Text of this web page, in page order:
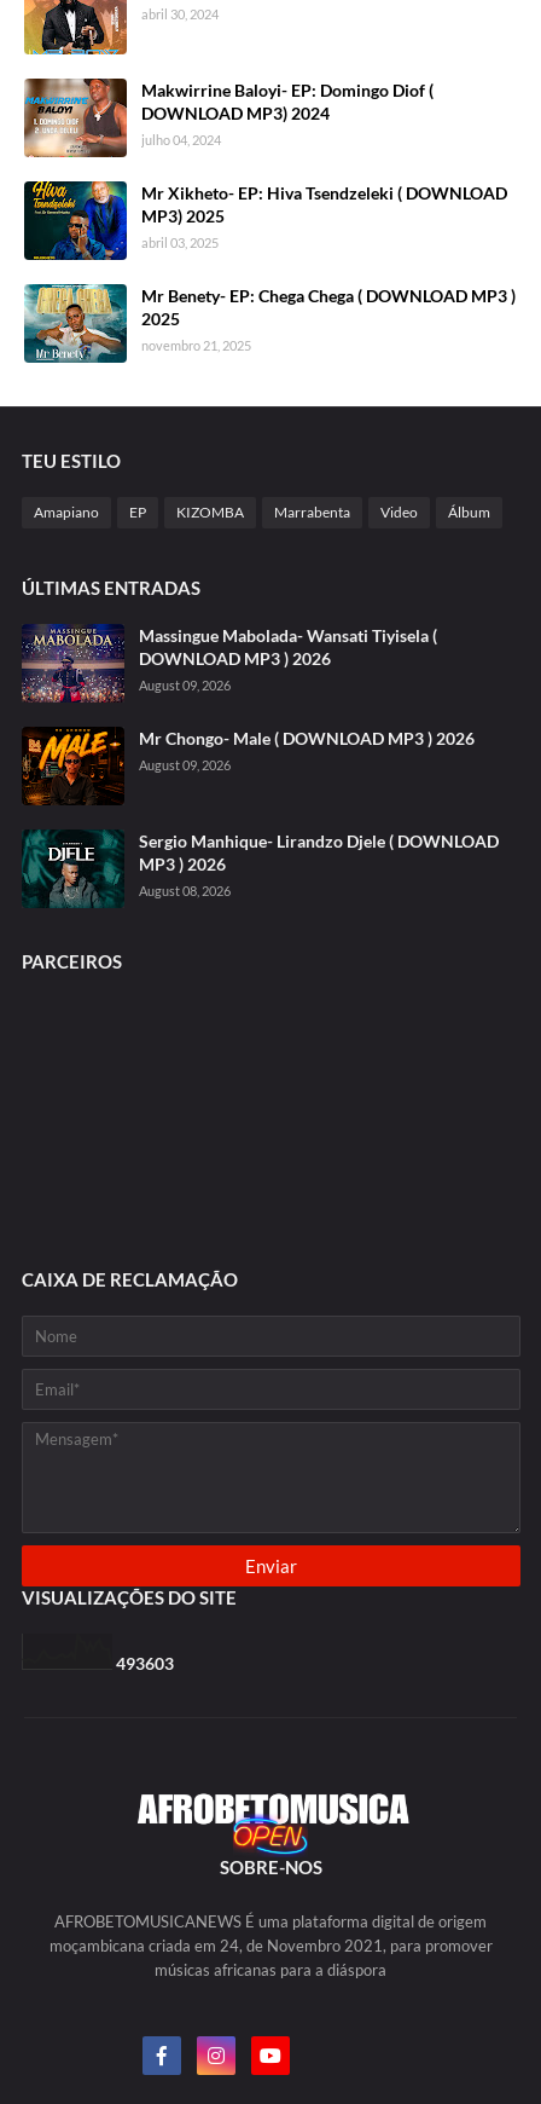
abril 30, 2024
Makwirrine Baloyi- EP: Domingo Diof (
DOWNLOAD MP3) 2024
julho 04, 2024
Mr Xikheto- EP: Hiva Tsendzeleki ( DOWNLOAD
MP3) 2025
abril 03, 2025
Mr Benety- EP: Chega Chega ( DOWNLOAD MP3 )
2025
novembro 21, 2025
TEU ESTILO
Amapiano EP KIZOMBA Marrabenta Video Álbum
ÚLTIMAS ENTRADAS
Massingue Mabolada- Wansati Tiyisela (
DOWNLOAD MP3 ) 2026
August 09, 2026
Mr Chongo- Male ( DOWNLOAD MP3 ) 2026
August 09, 2026
Sergio Manhique- Lirandzo Djele ( DOWNLOAD
MP3 ) 2026
August 08, 2026
PARCEIROS
CAIXA DE RECLAMAÇÃO
VISUALIZAÇÕES DO SITE
493603
SOBRE-NOS
AFROBETOMUSICANEWS É uma plataforma digital de origem
moçambicana criada em 24, de Novembro 2021, para promover
músicas africanas para a diáspora